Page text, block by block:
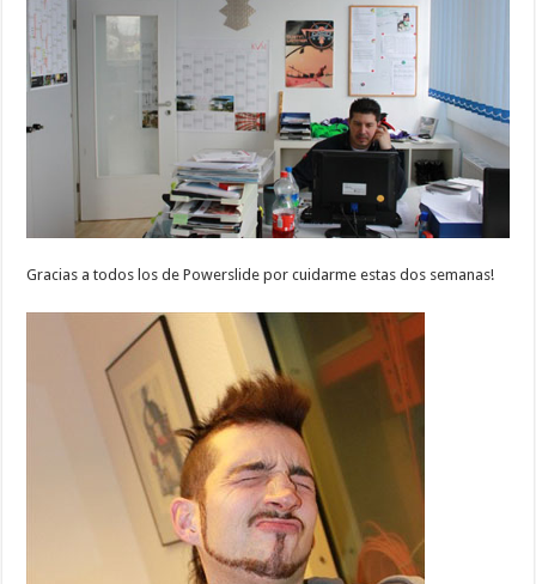
Gracias a todos los de Powerslide por cuidarme estas dos semanas!